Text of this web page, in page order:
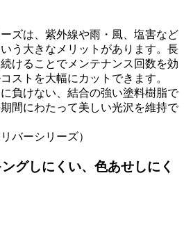
ズは、紫外線や雨・風、塩害など
う大きなメリットがあります。長
けることでメンテナンス回数を効
ストを大幅にカットできます。
負けない、結合の強い塗料樹脂で
間にわたって美しい光沢を維持で
バーシリーズ）
グしにくい、色あせしにく